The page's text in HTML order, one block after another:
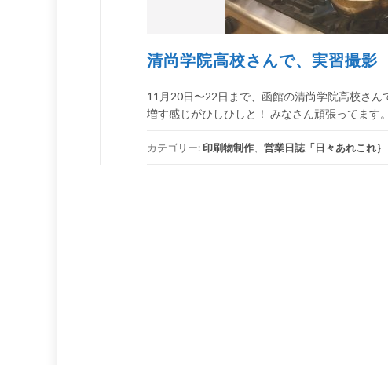
清尚学院高校さんで、実習撮影
11月20日〜22日まで、函館の清尚学院高校さ
増す感じがひしひしと！ みなさん頑張ってます。
カテゴリー: 印刷物制作 営業日誌「日々あれこれ｝